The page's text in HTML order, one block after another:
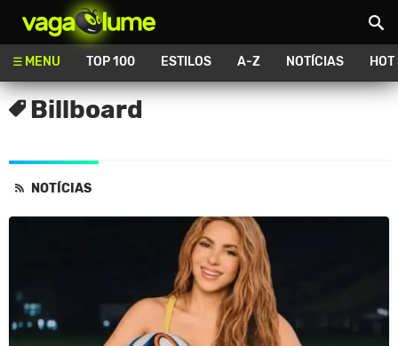
MENU TOP 100 ESTILOS A-Z NOTÍCIAS
Billboard
NOTÍCIAS